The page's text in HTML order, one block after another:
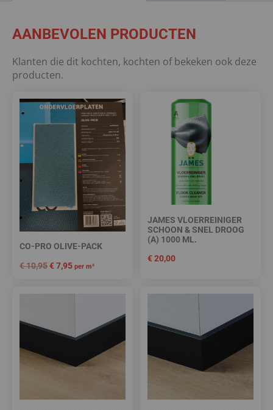
AANBEVOLEN PRODUCTEN
Klanten die dit kochten, kochten of bekeken ook deze
producten.
CO-PRO OLIVE-PACK
€10,95€7,95 per m²
JAMES VLOERREINIGER
SCHOON & SNEL DROOG
(A) 1000 ML.
€20,00